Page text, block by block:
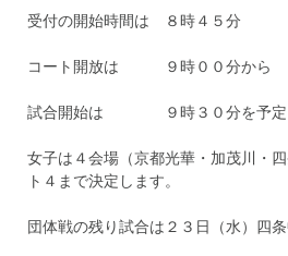
受付の開始時間は ８時４５分
コート開放は ９時００分から
試合開始は ９時３０分を予定し
女子は４会場（京都光華・加茂川・
ト４まで決定します。
団体戦の残り試合は２３日（水）四条